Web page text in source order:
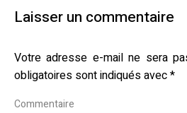
Laisser un commentaire
Votre adresse e-mail ne sera
obligatoires sont indiqués avec*